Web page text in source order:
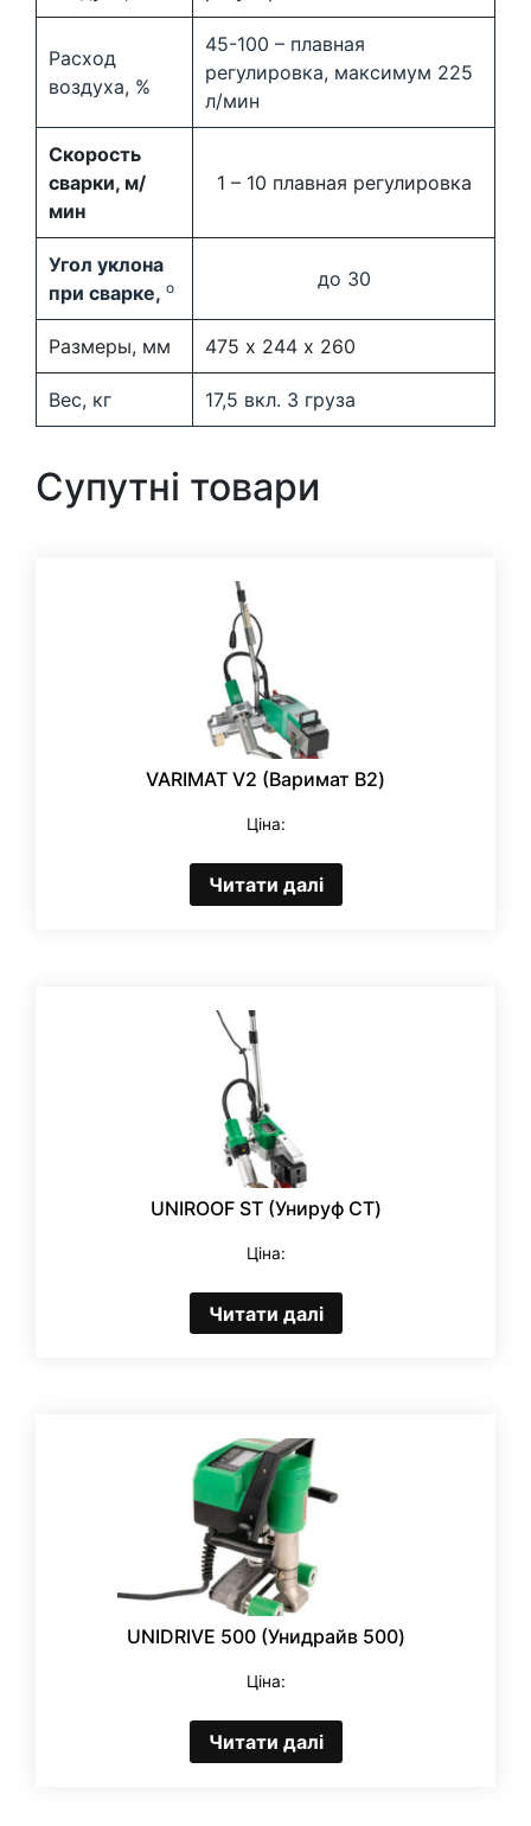
Расход
воздуха, %
45-100 – плавная
регулировка, максимум 225
л/мин
Скорость
сварки, м/
мин
1 – 10 плавная регулировка
Угол уклона
при сварке, o до 30
Размеры, мм 475 х 244 х 260
Вес, кг 17,5 вкл. 3 груза
Супутні товари
VARIMAT V2 (Варимат В2)
Ціна:
Читати далі
UNIROOF ST (Унируф СТ)
Ціна:
Читати далі
UNIDRIVE 500 (Унидрайв 500)
Ціна:
Читати далі